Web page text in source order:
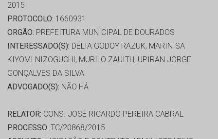
2015
PROTOCOLO: 1660931
ORGÃO: PREFEITURA MUNICIPAL DE DOURADOS
INTERESSADO(S): DÉLIA GODOY RAZUK, MARINISA
KIYOMI NIZOGUCHI, MURILO ZAUITH, UPIRAN JORGE
GONÇALVES DA SILVA
ADVOGADO(S): NÃO HÁ
RELATOR: CONS. JOSÉ RICARDO PEREIRA CABRAL
PROCESSO: TC/20868/2015